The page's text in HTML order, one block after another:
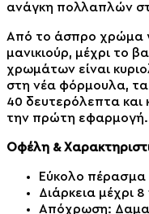
ανάγκη πολλαπλών
Από το άσπρο χρώμα
μανικιούρ, μέχρι το
χρωμάτων είναι
στη νέα φόρμουλα, τα
40 δευτερόλεπτα και
την πρώτη εφαρμογή.
Οφέλη &
Εύκολο πέρασμα
Διάρκεια μέχρι
Απόχρωση: